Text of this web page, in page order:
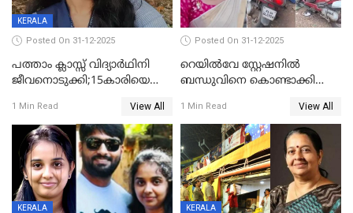
KERALA
Posted On 31-12-2025
പത്താം ക്ലാസ്സ് വിദ്യാര്‍ഥിനി
ജീവനൊടുക്കി;15കാരിയെ
കിടപ്പുമുറിയില്‍ തൂങ്ങി മരിച്ച
നിലയിൽ
1 Min Read View All
Posted On 31-12-2025
റെയിൽവേ സ്റ്റേഷനിൽ
ബന്ധുവിനെ കൊണ്ടാക്കി
ലോറി സ്കൂട്ടറിൽ ഇടിച്ചു :
യുവതിക്ക് ദാരുണാന്ത്യം
1 Min Read View All
KERALA KERALA